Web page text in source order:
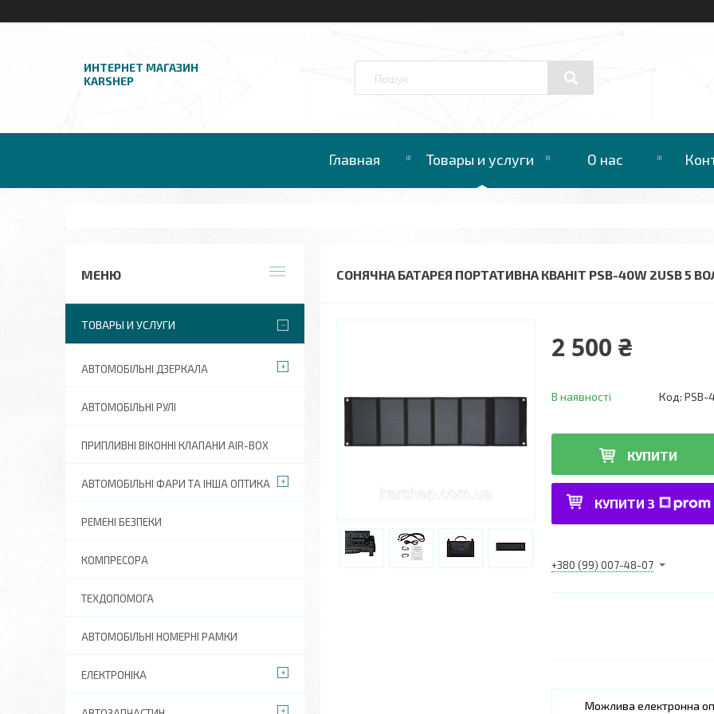
ИНТЕРНЕТ МАГАЗИН
KARSHEP
Главная Товары и услуги О нас
СОНЯЧНА БАТАРЕЯ ПОРТАТИВНА КВАНІТ PSB-40W 2USB 5
2 500 ₴
В наявності Код: PSB-
КУПИТИ
КУПИТИ З
+380 (99) 007-48-07
ТОВАРЫ И УСЛУГИ
АВТОМОБІЛЬНІ ДЗЕРКАЛА
АВТОМОБІЛЬНІ РУЛІ
ПРИПЛИВНІ ВІКОННІ КЛАПАНИ AIR-BOX
АВТОМОБІЛЬНІ ФАРИ ТА ІНША ОПТИКА
РЕМЕНІ БЕЗПЕКИ
КОМПРЕСОРА
ТЕХДОПОМОГА
АВТОМОБІЛЬНІ НОМЕРНІ РАМКИ
ЕЛЕКТРОНІКА